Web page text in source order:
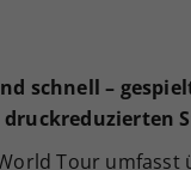
schnell –
Tour